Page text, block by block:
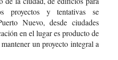
proyectos y tentativas se
Nuevo, desde ciudades
en el lugar es producto de
un proyecto integral a